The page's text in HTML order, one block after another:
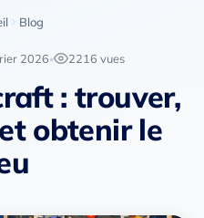
Blog
2026• 2216 vues
: trouver,
obtenir le